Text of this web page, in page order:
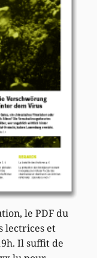
le PDF du
lectrices et
Il suffit de